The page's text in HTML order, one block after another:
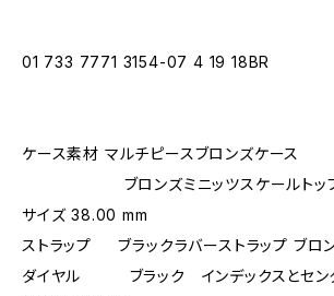
01 733 7771 3154-07 4 19 18BR
ケース素材 マルチピースブロンズケース
ブロンズミニッツスケールトップ
サイズ 38.00 mm
ストラップ ブラックラバーストラップ ブロ
ダイヤル ブラック インデックスとセン